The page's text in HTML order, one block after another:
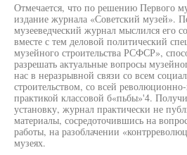
Отмечается, что по решению Первого
издание журнала «Советский музей».
музееведческий журнал мыслился его
вместе с тем деловой политический
музейного строительства РСФСР»,
разрешать актуальные вопросы
нас в неразрывной связи со всем
строительством, со всей
практикой классовой б«пьбы»'4.
установку, журнал практически не
материалы, сосредоточившись на
работы, на разоблачении
музеях.